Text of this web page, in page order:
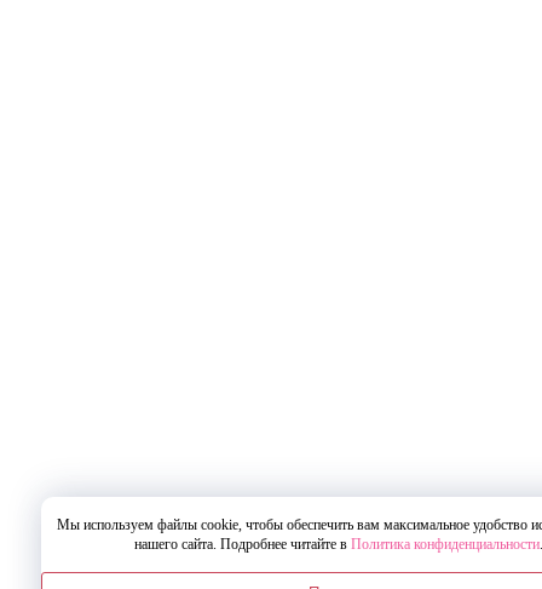
Мы используем файлы cookie, чтобы обеспечить вам максимальное удобство
нашего сайта. Подробнее читайте в Политика конфиденциальности.